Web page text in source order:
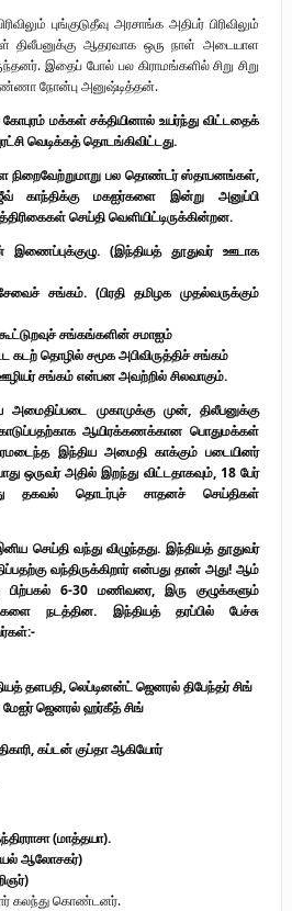
புங்குடுதீவு அரசாங்க அதிபர் பிரிவிலும்
ஆதரவாக ஒரு நாள் அடையாள
இதைப் போல் பல கிராமங்களில் சிறு சிறு
நோன்பு அனுஷ்டித்தன்.
மக்கள் சக்தியினால் உயர்ந்து விட்டதைக்
வெடிக்கத் தொடங்கிவிட்டது.
நிறைவேற்றுமாறு பல தொண்டர் ஸ்தாபனங்கள்,
காந்திக்கு மகஐர்களை இன்று அனுப்பி
செய்தி வெளியிட்டிருக்கின்றன.
இணைப்புக்குழு. (இந்தியத் தூதுவர் ஊடாக
சங்கம். (பிரதி தமிழக முதல்வருக்கும்
சங்கங்களின் சமாஐம்
தொழில் சமூக அபிவிருத்திச் சங்கம்
ஊழியர் சங்கம் என்பன அவற்றில் சிலவாகும்.
முகாமுக்கு முன், திலீபனுக்கு
ஆயிரக்கணக்கான பொதுமக்கள்
இந்திய அமைதி காக்கும் படையினர்
ஒருவர் அதில் இறந்து விட்டதாகவும், 18 பேர்
தகவல் தொடர்புச் சாதனச் செய்திகள்
செய்தி வந்து விழுந்தது. இந்தியத் தூதுவர்
வந்திருக்கிறார் என்பது தான் அது! ஆம்
பிற்பகல் 6-30 மணிவரை, இரு குழுக்களும்
நடத்தின. இந்தியத் தரப்பில் பேச்சு
தளபதி, லெப்டினன்ட் ஜெனரல் திபேந்தர் சிங்
மேஐர் ஜெனரல் ஹர்கீத் சிங்
கப்டன் குப்தா ஆகியோர்
(மாத்தயா).
ஆலோசகர்)
கலந்து கொண்டனர்.